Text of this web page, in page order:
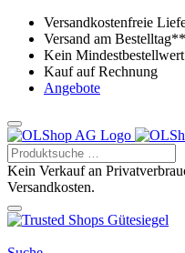
Versandkostenfreie
Versand am Bestelltag**
Kein Mindestbestellwert
Kauf auf Rechnung
Angebote
Kein Verkauf an
Versandkosten.